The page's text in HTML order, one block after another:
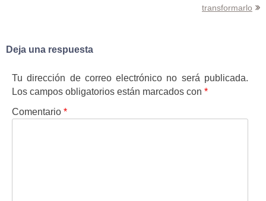
transformarlo
Deja una respuesta
Tu dirección de correo electrónico no será publicada.
Los campos obligatorios están marcados con *
Comentario *